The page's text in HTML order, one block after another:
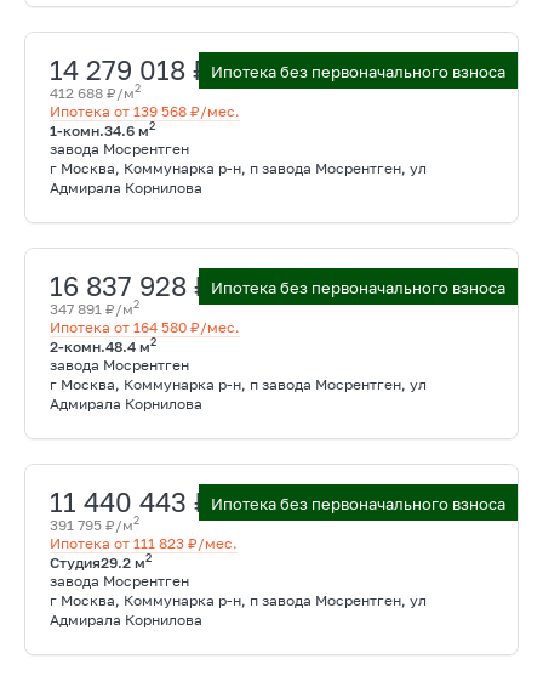
Ипотека без первоначального взноса
14 279 018 ₽
412 688 ₽/м2
Ипотека от 139 568 ₽/мес.
1-комн.34.6 м2
завода Мосрентген
г Москва, Коммунарка р-н, п завода Мосрентген, ул
Адмирала Корнилова
Ипотека без первоначального взноса
16 837 928 ₽
347 891 ₽/м2
Ипотека от 164 580 ₽/мес.
2-комн.48.4 м2
завода Мосрентген
г Москва, Коммунарка р-н, п завода Мосрентген, ул
Адмирала Корнилова
Ипотека без первоначального взноса
11 440 443 ₽
391 795 ₽/м2
Ипотека от 111 823 ₽/мес.
Студия29.2 м2
завода Мосрентген
г Москва, Коммунарка р-н, п завода Мосрентген, ул
Адмирала Корнилова